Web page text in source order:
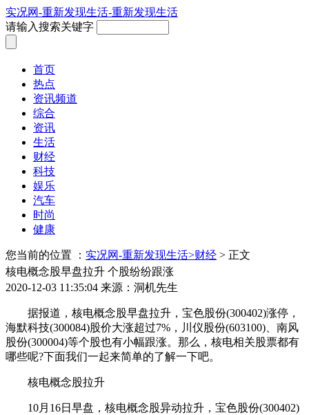
实况网-重新发现生活-重新发现生活
请输入搜索关键字
首页
热点
资讯频道
综合
资讯
生活
财经
科技
娱乐
汽车
时尚
健康
您当前的位置 ： 实况网-重新发现生活>财经 > 正文
核电概念股早盘拉升 个股纷纷跟涨
2020-12-03 11:35:04 来源：洞机先生
据报道，核电概念股早盘拉升，宝色股份(300402)涨停，
海默科技(300084)股价大涨超过7%，川仪股份(603100)、南风
股份(300004)等个股也有小幅跟涨。那么，核电相关股票都有
哪些呢?下面我们一起来简单的了解一下吧。
核电概念股拉升
10月16日早盘，核电概念股异动拉升，宝色股份(300402)